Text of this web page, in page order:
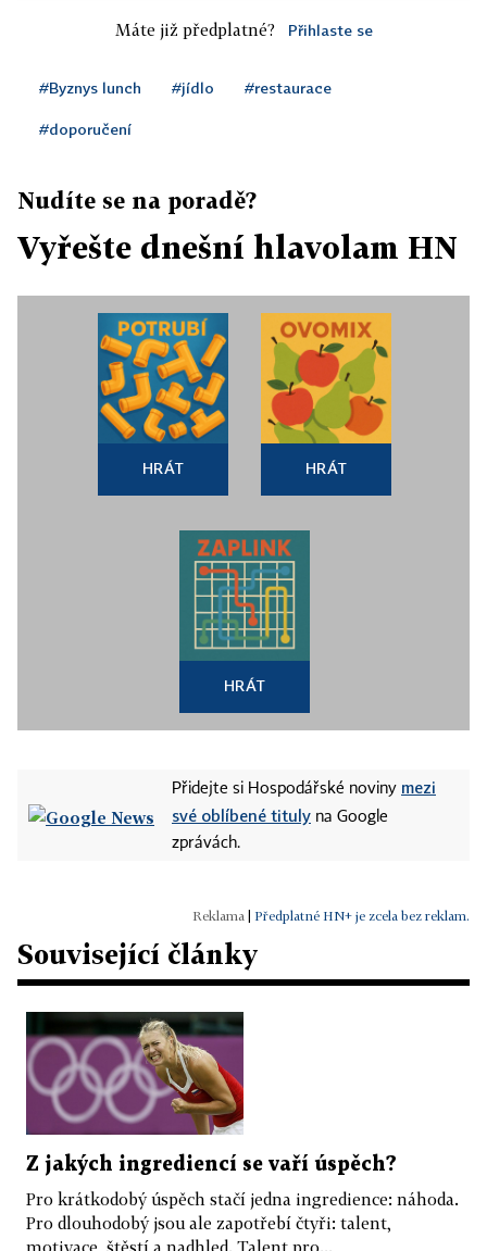
Máte již předplatné? Přihlaste se
#Byznys lunch #jídlo #restaurace
#doporučení
Nudíte se na poradě?
Vyřešte dnešní hlavolam HN
HRÁT HRÁT
HRÁT
Přidejte si Hospodářské noviny mezi
své oblíbené tituly na Google
zprávách.
Předplatné HN+ je zcela bez reklam.
Související články
Z jakých ingrediencí se vaří úspěch?
Pro krátkodobý úspěch stačí jedna ingredience: náhoda.
Pro dlouhodobý jsou ale zapotřebí čtyři: talent,
motivace, štěstí a nadhled. Talent pro...